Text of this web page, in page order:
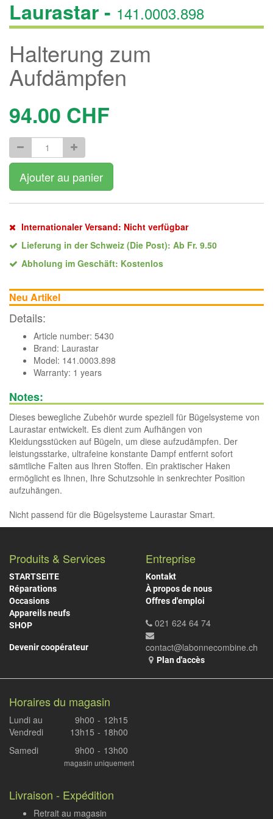
Laurastar - 141.0003.898
Halterung zum
Aufdämpfen
94.00 CHF
Ajouter au panier
Internationaler Versand: Nicht verfügbar
Lieferung in der Schweiz (Die Post): Ab Fr. 9.50
Abholung im Geschäft: Kostenlos
Neu Artikel
Details:
Article number: 5430
Brand: Laurastar
Model: 141.0003.898
Warranty: 1 years
Notes:
Dieses bewegliche Zubehör wurde speziell für Bügelsysteme von
Laurastar entwickelt. Es dient zum Aufhängen von
Kleidungsstücken auf Bügeln, um diese aufzudämpfen. Der
leistungsstarke, ultrafeine konstante Dampf entfernt sofort
sämtliche Falten aus Ihren Stoffen. Ein praktischer Haken
ermöglicht es Ihnen, Ihre Schutzsohle in senkrechter Position
aufzuhängen.
Nicht passend für die Bügelsysteme Laurastar Smart.
Produits & Services
STARTSEITE
Réparations
Occasions
Appareils neufs
SHOP
Devenir coopérateur
Entreprise
Kontakt
À propos de nous
Offres d'emploi
021 624 64 74
contact@labonnecombine.ch
Plan d'accès
Horaires du magasin
Lundi au
Vendredi
9h00
13h15
-
-
12h15
18h00
Samedi
9h00 - 13h00
magasin uniquement
Livraison - Expédition
Retrait au magasin